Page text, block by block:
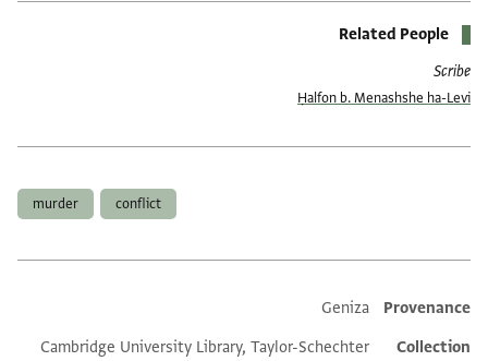
Related People
Scribe
Ḥalfon b. Menashshe ha-Levi
conflict
murder
Additional metadata
Provenance
Geniza
Collection
Cambridge University Library, Taylor-Schechter